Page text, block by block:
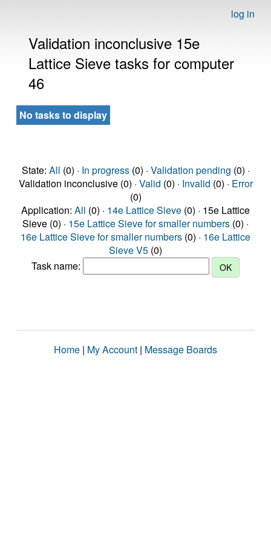
log in
Validation inconclusive 15e
Lattice Sieve tasks for computer
46
No tasks to display
State: All (0) · In progress(0) · Validation pending (0) ·
Validation inconclusive (0) · Valid (0) · Invalid (0) · Error
(0)
Application: All (0) · 14e Lattice Sieve (0) · 15e Lattice
Sieve (0) · 15e Lattice Sieve for smaller numbers (0) ·
16e Lattice Sieve for smaller numbers (0) · 16e Lattice
Sieve V5 (0)
Task name:
Home | My Account | Message Boards